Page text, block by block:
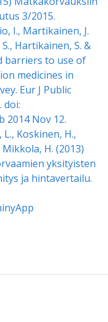
3/2015.
I., Martikainen, J.
S., Hartikainen, S. &
barriers to use of
medicines in
Eur J Public
doi:
2014 Nov 12.
Koskinen, H.,
H. (2013)
yksityisten
ja hintavertailu.